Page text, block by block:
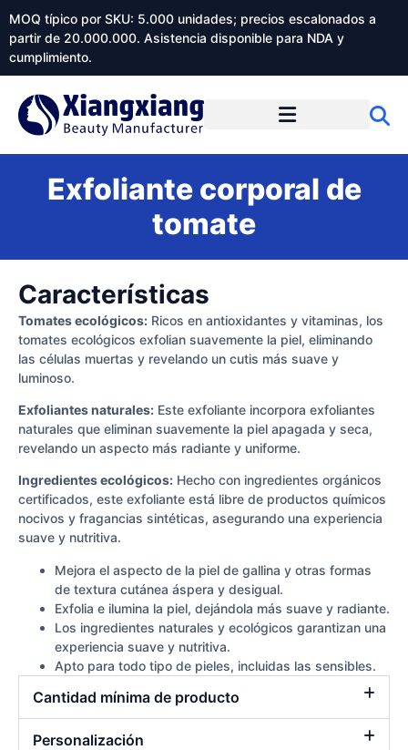
MOQ típico por SKU: 5.000 unidades; precios escalonados a
partir de 20.000.000. Asistencia disponible para NDA y
cumplimiento.
Exfoliante corporal de
tomate
Características
Tomates ecológicos: Ricos en antioxidantes y vitaminas, los
tomates ecológicos exfolian suavemente la piel, eliminando
las células muertas y revelando un cutis más suave y
luminoso.
Exfoliantes naturales: Este exfoliante incorpora exfoliantes
naturales que eliminan suavemente la piel apagada y seca,
revelando un aspecto más radiante y uniforme.
Ingredientes ecológicos: Hecho con ingredientes orgánicos
certificados, este exfoliante está libre de productos químicos
nocivos y fragancias sintéticas, asegurando una experiencia
suave y nutritiva.
Mejora el aspecto de la piel de gallina y otras formas
de textura cutánea áspera y desigual.
Exfolia e ilumina la piel, dejándola más suave y radiante.
Los ingredientes naturales y ecológicos garantizan una
experiencia suave y nutritiva.
Apto para todo tipo de pieles, incluidas las sensibles.
Cantidad mínima de producto
Personalización